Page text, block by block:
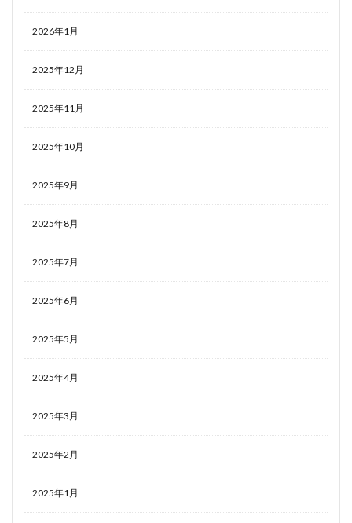
2026年1月
2025年12月
2025年11月
2025年10月
2025年9月
2025年8月
2025年7月
2025年6月
2025年5月
2025年4月
2025年3月
2025年2月
2025年1月